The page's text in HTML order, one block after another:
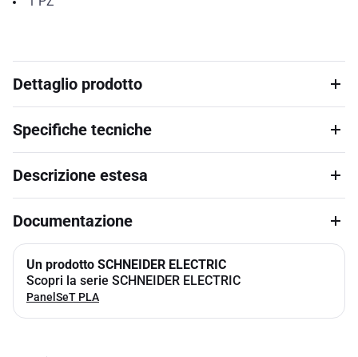
Dettaglio prodotto
Specifiche tecniche
Descrizione estesa
Documentazione
Un prodotto SCHNEIDER ELECTRIC
Scopri la serie SCHNEIDER ELECTRIC
PanelSeT PLA